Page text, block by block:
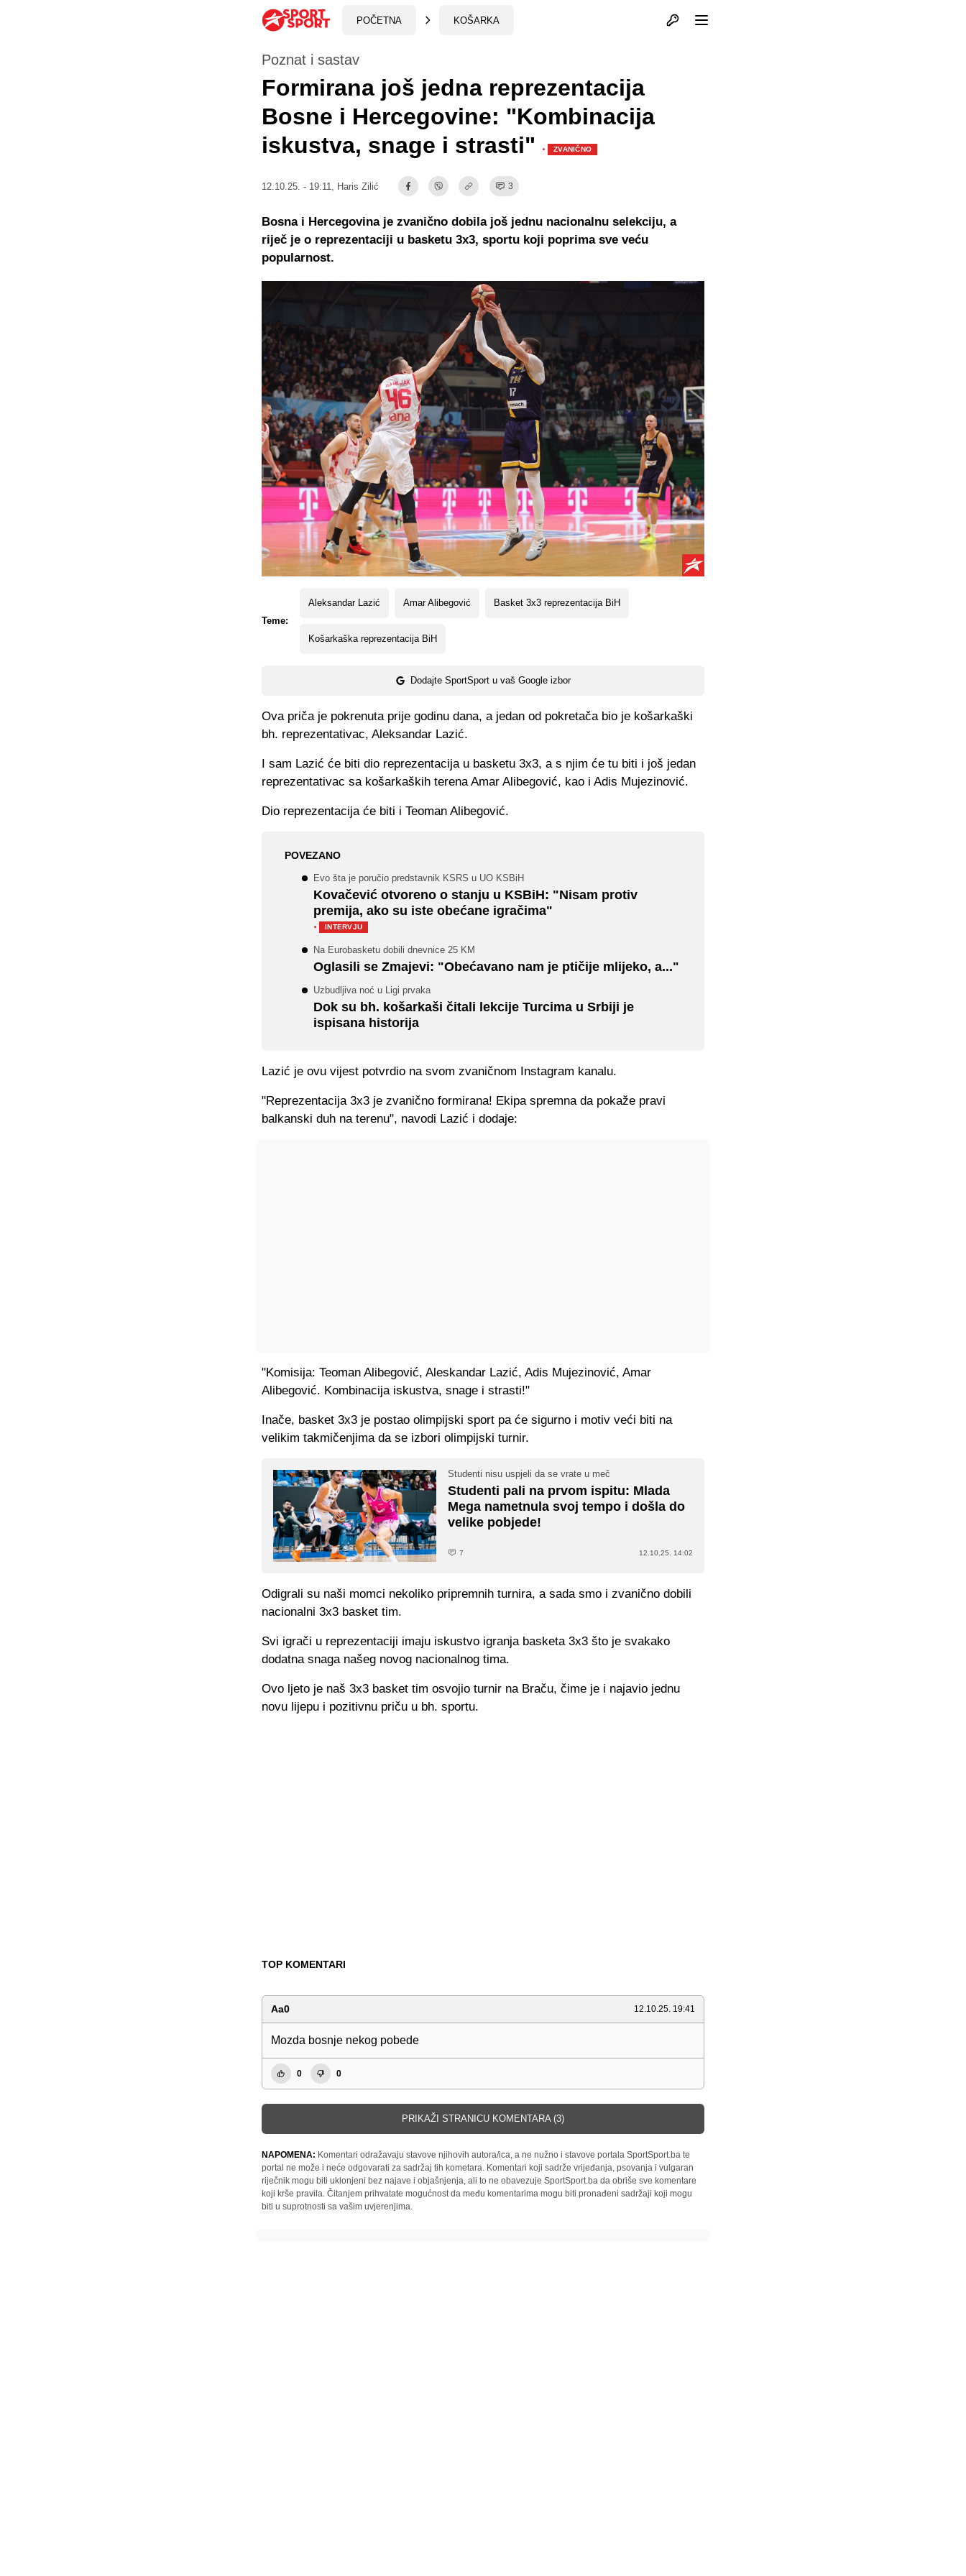
POČETNA KOŠARKA Otvori profil
Poznat i sastav
Formirana još jedna reprezentacija
Bosne i Hercegovine: "Kombinacija
iskustva, snage i strasti" · ZVANIČNO
12.10.25. - 19:11, Haris Zilić 3
Teme:
Aleksandar Lazić Amar Alibegović Basket 3x3 reprezentacija BiH
Košarkaška reprezentacija BiH
Dodajte SportSport u vaš Google izbor
Bosna i Hercegovina je zvanično dobila još jednu nacionalnu selekciju, a
riječ je o reprezentaciji u basketu 3x3, sportu koji poprima sve veću
popularnost.
Ova priča je pokrenuta prije godinu dana, a jedan od pokretača bio je košarkaški
bh. reprezentativac, Aleksandar Lazić.
I sam Lazić će biti dio reprezentacija u basketu 3x3, a s njim će tu biti i još jedan
reprezentativac sa košarkaških terena Amar Alibegović, kao i Adis Mujezinović.
Dio reprezentacija će biti i Teoman Alibegović.
POVEZANO
Evo šta je poručio predstavnik KSRS u UO KSBiH
Kovačević otvoreno o stanju u KSBiH: "Nisam protiv
premija, ako su iste obećane igračima"
·
INTERVJU
Na Eurobasketu dobili dnevnice 25 KM
Oglasili se Zmajevi: "Obećavano nam je ptičije mlijeko, a..."
Uzbudljiva noć u Ligi prvaka
Dok su bh. košarkaši čitali lekcije Turcima u Srbiji je
ispisana historija
Lazić je ovu vijest potvrdio na svom zvaničnom Instagram kanalu.
"Reprezentacija 3x3 je zvanično formirana! Ekipa spremna da pokaže pravi
balkanski duh na terenu", navodi Lazić i dodaje:
"Komisija: Teoman Alibegović, Aleskandar Lazić, Adis Mujezinović, Amar
Alibegović. Kombinacija iskustva, snage i strasti!"
Inače, basket 3x3 je postao olimpijski sport pa će sigurno i motiv veći biti na
velikim takmičenjima da se izbori olimpijski turnir.
Studenti nisu uspjeli da se vrate u meč
Studenti pali na prvom ispitu: Mlada
Mega nametnula svoj tempo i došla do
velike pobjede!
7 12.10.25. 14:02
Odigrali su naši momci nekoliko pripremnih turnira, a sada smo i zvanično dobili
nacionalni 3x3 basket tim.
Svi igrači u reprezentaciji imaju iskustvo igranja basketa 3x3 što je svakako
dodatna snaga našeg novog nacionalnog tima.
Ovo ljeto je naš 3x3 basket tim osvojio turnir na Braču, čime je i najavio jednu
novu lijepu i pozitivnu priču u bh. sportu.
TOP KOMENTARI
Aa0 12.10.25. 19:41
Mozda bosnje nekog pobede
0 0
PRIKAŽI STRANICU KOMENTARA (3)
NAPOMENA: Komentari odražavaju stavove njihovih autora/ica, a ne nužno i stavove portala SportSport.ba te
portal ne može i neće odgovarati za sadržaj tih kometara. Komentari koji sadrže vrijeđanja, psovanja i vulgaran
riječnik mogu biti uklonjeni bez najave i objašnjenja, ali to ne obavezuje SportSport.ba da obriše sve komentare
koji krše pravila. Čitanjem prihvatate mogućnost da među komentarima mogu biti pronađeni sadržaji koji mogu
biti u suprotnosti sa vašim uvjerenjima.